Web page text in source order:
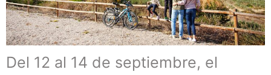
Del 12 al 14 de septiembre, el